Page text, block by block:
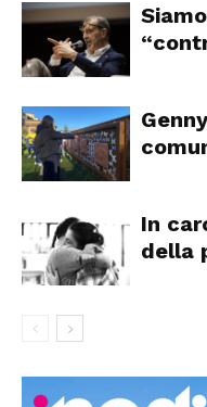
In
della